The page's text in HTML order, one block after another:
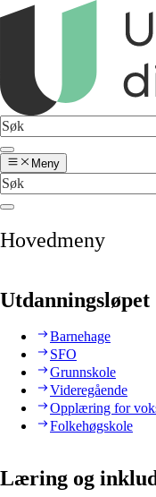
Meny
Hovedmeny
Utdanningsløpet
Barnehage
SFO
Grunnskole
Videregående
Opplæring for
Folkehøgskole
Læring og